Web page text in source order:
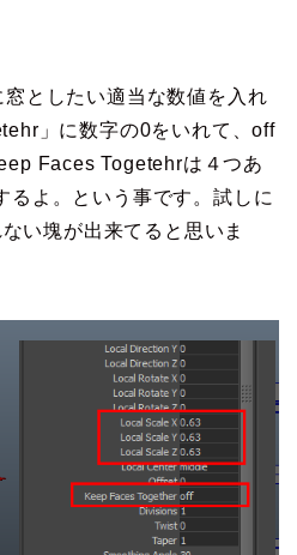
としたい適当な数値を入れ
」に数字の0をいれて、off
Faces Togetehrは４つあ
るよ。という事です。試しに
い塊が出来てると思いま